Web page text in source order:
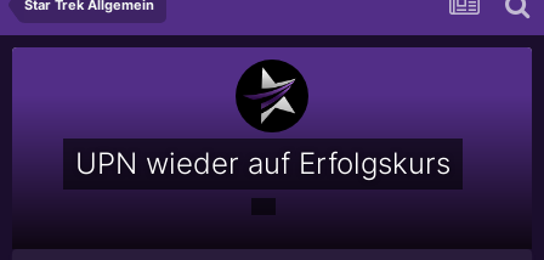
Star Trek Allgemein
UPN wieder auf Erfolgskurs